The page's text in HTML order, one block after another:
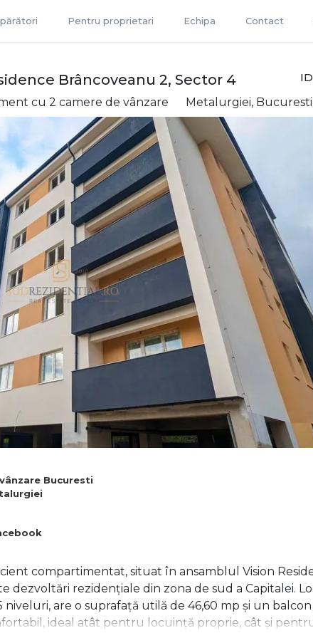
Pentru proprietari Echipa Contact
Brâncoveanu 2, Sector 4
cu 2 camere de vânzare Metalurgiei, Bucuresti
Bucuresti
compartimentat, situat în ansamblul Vision
dezvoltări rezidențiale din zona de sud a Capitalei.
are o suprafață utilă de 46,60 mp și un
ideal atât pentru locuință proprie, cât și